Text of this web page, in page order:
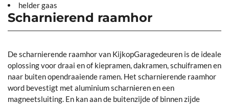
helder gaas
Scharnierend raamhor
De scharnierende raamhor van KijkopGaragedeuren is de ideale
oplossing voor draai en of kiepramen, dakramen, schuiframen en
naar buiten opendraaiende ramen. Het scharnierende raamhor
word bevestigt met aluminium scharnieren en een
magneetsluiting. En kan aan de buitenzijde of binnen zijde